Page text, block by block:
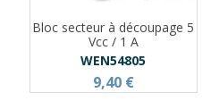
Bloc secteur à découpage 5
Vcc / 1 A
WEN54805
9,40 €